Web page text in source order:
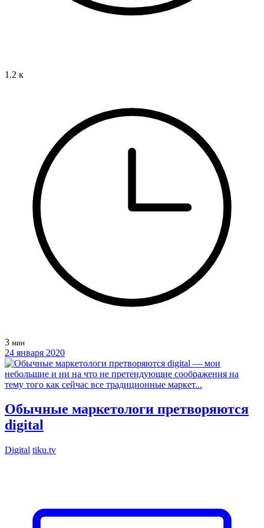
1.2 к
3 мин
24 января 2020
Обычные маркетологи претворяются
digital
Digital tiku.tv